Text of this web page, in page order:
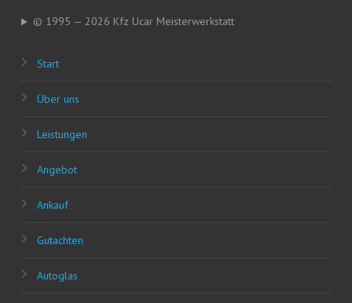
© 1995 — 2026 Kfz Ucar Meisterwerkstatt
Start
Über uns
Leis­tun­gen
Ange­bot
Ankauf
Gut­ach­ten
Auto­glas